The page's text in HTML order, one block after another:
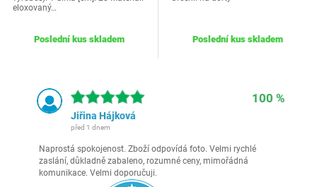
eloxovaný…
Poslední kus skladem Poslední kus skladem
100 %
Jiřina Hájková
před 1 dnem
Naprostá spokojenost. Zboží odpovídá foto. Velmi rychlé
zaslání, důkladně zabaleno, rozumné ceny, mimořádná
komunikace. Velmi doporučuji.